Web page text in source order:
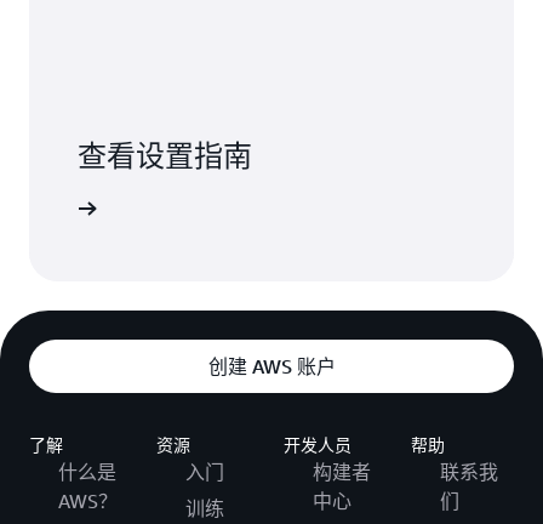
查看设置指南
创建 AWS 账户
了解
什么是
AWS？
资源
入门
训练
开发人员
构建者
中心
帮助
联系我
们